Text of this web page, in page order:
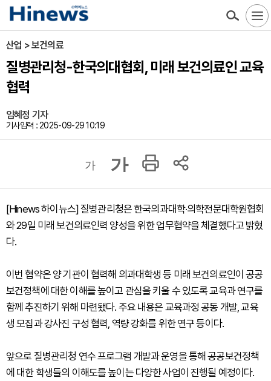
산업 > 보건의료
질병관리청-한국의대협회, 미래 보건의료인 교육
협력
임혜정 기자
기사입력 : 2025-09-29 10:19
가 가
[Hinews 하이뉴스] 질병관리청은 한국의과대학·의학전문대학원협회
와 29일 미래 보건의료인력 양성을 위한 업무협약을 체결했다고 밝혔
다.
이번 협약은 양 기관이 협력해 의과대학생 등 미래 보건의료인이 공공
보건정책에 대한 이해를 높이고 관심을 키울 수 있도록 교육과 연구를
함께 추진하기 위해 마련됐다. 주요 내용은 교육과정 공동 개발, 교육
생 모집과 강사진 구성 협력, 역량 강화를 위한 연구 등이다.
앞으로 질병관리청 연수 프로그램 개발과 운영을 통해 공공보건정책
에 대한 학생들의 이해도를 높이는 다양한 사업이 진행될 예정이다.